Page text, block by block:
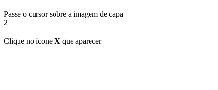
Passe o cursor sobre a imagem de capa
2
Clique no ícone X que aparecer